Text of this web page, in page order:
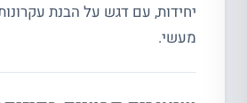
יחידות, עם דגש על הבנת
מעשי.